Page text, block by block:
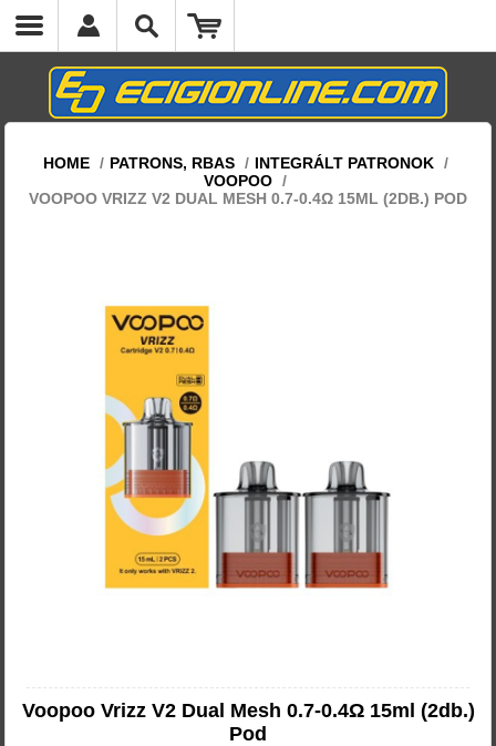
HOME / PATRONS, RBAS / INTEGRÁLT PATRONOK /
VOOPOO /
VOOPOO VRIZZ V2 DUAL MESH 0.7-0.4Ω 15ML (2DB.) POD
Voopoo Vrizz V2 Dual Mesh 0.7-0.4Ω 15ml (2db.)
Pod